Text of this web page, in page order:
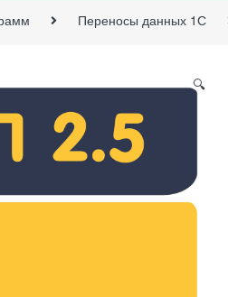
Переносы данных 1С
🔍